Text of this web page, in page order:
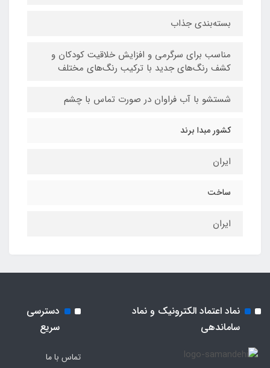
بسته‌بندی جذاب
مناسب برای سرگرمی و افزایش خلاقیت کودکان و
کشف رنگ‌های جدید با ترکیب رنگ‌های مختلف
شستشو با آب فراوان در صورت تماس با چشم
کشور مبدا برند
ایران
ساخت
ایران
نماد اعتماد الکترونیک و نماد
ساماندهی
دسترسی
سریع
تماس با ما